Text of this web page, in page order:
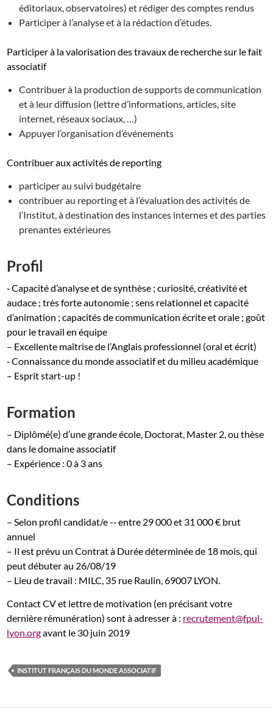
éditoriaux, observatoires) et rédiger des comptes rendus
Participer à l’analyse et à la rédaction d’études.
Participer à la valorisation des travaux de recherche sur le fait
associatif
Contribuer à la production de supports de communication
et à leur diffusion (lettre d’informations, articles, site
internet, réseaux sociaux, …)
Appuyer l’organisation d’événements
Contribuer aux activités de reporting
participer au suivi budgétaire
contribuer au reporting et à l’évaluation des activités de
l’Institut, à destination des instances internes et des parties
prenantes extérieures
Profil
‐ Capacité d’analyse et de synthèse ; curiosité, créativité et
audace ; très forte autonomie ; sens relationnel et capacité
d’animation ; capacités de communication écrite et orale ; goût
pour le travail en équipe
– Excellente maîtrise de l’Anglais professionnel (oral et écrit)
‐ Connaissance du monde associatif et du milieu académique
– Esprit start-up !
Formation
– Diplômé(e) d’une grande école, Doctorat, Master 2, ou thèse
dans le domaine associatif
– Expérience : 0 à 3 ans
Conditions
– Selon profil candidat/e -­‐ entre 29 000 et 31 000 € brut
annuel
– Il est prévu un Contrat à Durée déterminée de 18 mois, qui
peut débuter au 26/08/19
– Lieu de travail : MILC, 35 rue Raulin, 69007 LYON.
Contact CV et lettre de motivation (en précisant votre
dernière rémunération) sont à adresser à : recrutement@fpul-
lyon.orgavant le 30 juin 2019
INSTITUT FRANÇAIS DU MONDE ASSOCIATIF